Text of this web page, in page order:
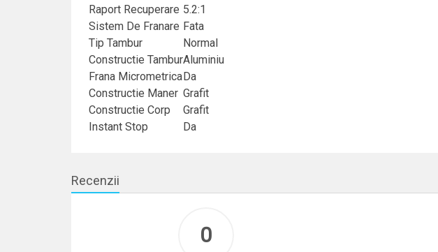
Raport Recuperare 5.2:1
Sistem De Franare Fata
Tip Tambur
Normal
Constructie TamburAluminiu
Frana MicrometricaDa
Constructie Maner Grafit
Constructie Corp
Grafit
Instant Stop
Da
Recenzii
0